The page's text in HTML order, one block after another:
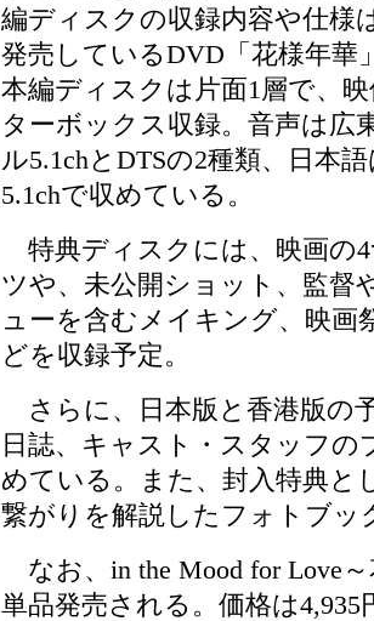
編ディスクの収録内容や仕様
発売しているDVD「花様年華
本編ディスクは片面1層で、
ターボックス収録。音声は広
ル5.1chとDTSの2種類、日本
5.1chで収めている。
特典ディスクには、映画の
ツや、未公開ショット、監督
ューを含むメイキング、映画
どを収録予定。
さらに、日本版と香港版の
日誌、キャスト・スタッフ
めている。また、封入特典と
繋がりを解説したフォトブッ
なお、in the Mood for Love
単品発売される。価格は4,935